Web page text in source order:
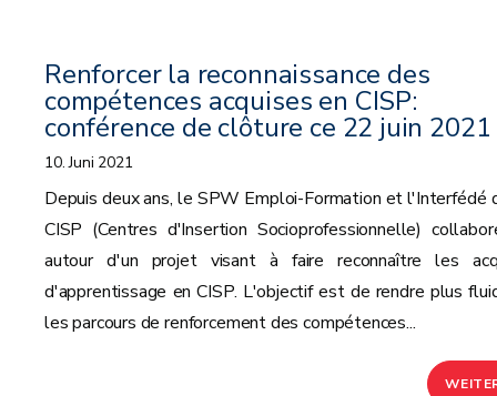
Renforcer la reconnaissance des
compétences acquises en CISP:
conférence de clôture ce 22 juin 2021
10. Juni 2021
Depuis deux ans, le SPW Emploi-Formation et l'Interfédé
CISP (Centres d'Insertion Socioprofessionnelle)
autour d'un projet visant à faire reconnaître les
d'apprentissage en CISP. L'objectif est de rendre plus
les parcours de renforcement des compétences...